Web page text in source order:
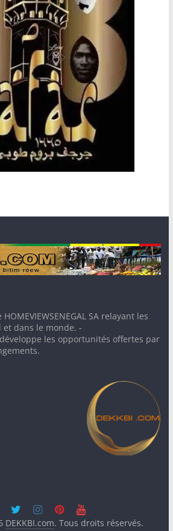
SA relayant les
et dans le monde. -
développe les opportunités offertes par
DEKKBI.com. Tous droits réservés.